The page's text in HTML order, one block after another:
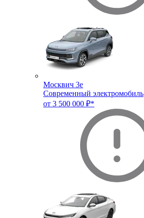
Москвич 3e
Современный электромобиль
от 3 500 000 ₽*